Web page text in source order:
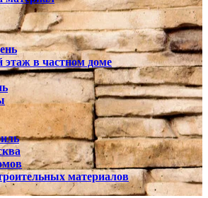
в частном доме
материалов